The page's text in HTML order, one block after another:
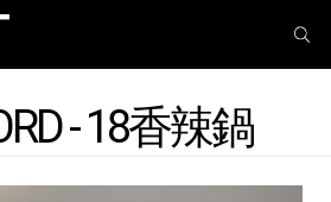
- 18香辣鍋